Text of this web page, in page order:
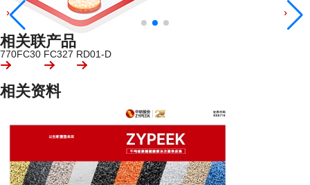
相关联产品
770FC30 FC327 RD01-D
相关资料